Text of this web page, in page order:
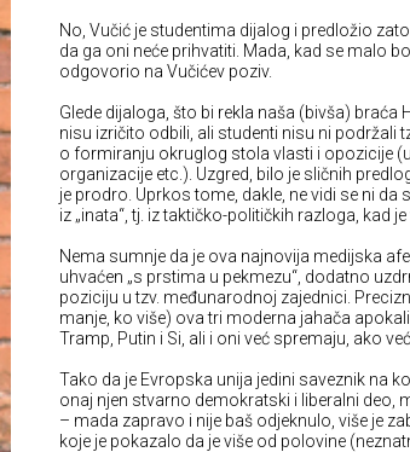
No, Vučić je studentima dijalog i predložio
da ga oni neće prihvatiti. Mada, kad se malo
odgovorio na Vučićev poziv.
Glede dijaloga, što bi rekla naša (bivša) braća
nisu izričito odbili, ali studenti nisu ni podržali
o formiranju okruglog stola vlasti i opozicije
organizacije etc.). Uzgred, bilo je sličnih
je prodro. Uprkos tome, dakle, ne vidi se ni
iz „inata“, tj. iz taktičko-političkih razloga, kad
Nema sumnje da je ova najnovija medijska
uhvaćen „s prstima u pekmezu“, dodatno
poziciju u tzv. međunarodnoj zajednici.
manje, ko više) ova tri moderna jahača
Tramp, Putin i Si, ali i oni već spremaju, ako
Tako da je Evropska unija jedini saveznik na
onaj njen stvarno demokratski i liberalni deo,
– mada zapravo i nije baš odjeknulo, više je
koje je pokazalo da je više od polovine